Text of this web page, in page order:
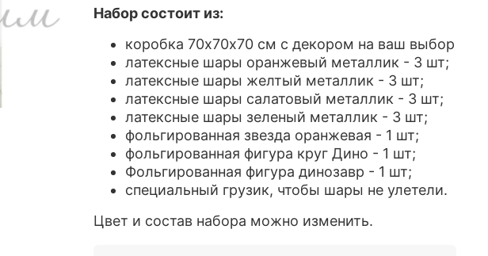
Набор состоит из:
коробка 70х70х70 см с декором на ваш выбор
латексные шары оранжевый металлик - 3 шт;
латексные шары желтый металлик - 3 шт;
латексные шары салатовый металлик - 3 шт;
латексные шары зеленый металлик - 3 шт;
фольгированная звезда оранжевая - 1 шт;
фольгированная фигура круг Дино - 1 шт;
Фольгированная фигура динозавр - 1 шт;
специальный грузик, чтобы шары не улетели.
Цвет и состав набора можно изменить.